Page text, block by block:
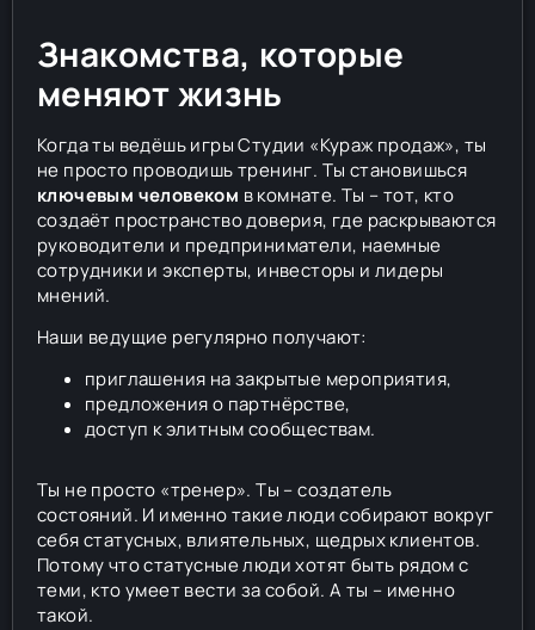
Знакомства, которые
меняют жизнь
Когда ты ведёшь игры Студии «Кураж продаж», ты
не просто проводишь тренинг. Ты становишься
ключевым человеком в комнате. Ты – тот, кто
создаёт пространство доверия, где раскрываются
руководители и предприниматели, наемные
сотрудники и эксперты, инвесторы и лидеры
мнений.
Наши ведущие регулярно получают:
приглашения на закрытые мероприятия,
предложения о партнёрстве,
доступ к элитным сообществам.
Ты не просто «тренер». Ты – создатель
состояний. И именно такие люди собирают вокруг
себя статусных, влиятельных, щедрых клиентов.
Потому что статусные люди хотят быть рядом с
теми, кто умеет вести за собой. А ты – именно
такой.